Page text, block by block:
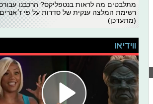
מתלבטים מה לראות בנטפליקס? הרכבנו
רשימת המלצה ענקית של סדרות על פי
(מתעדכן)
ווידיאו